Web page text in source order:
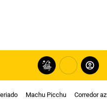
Machu Picchu Corredor